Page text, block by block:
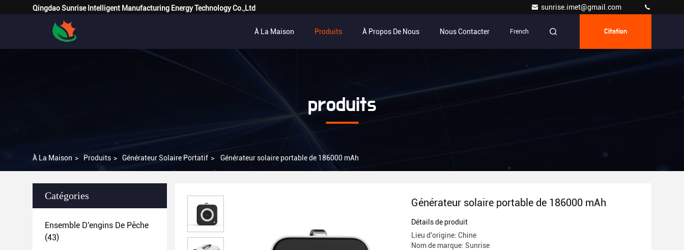
Qingdao Sunrise Intelligent Manufacturing Energy Technology Co.,Ltd sunrise.imet@gmail.com
À La Maison Produits À Propos De Nous Nous Contacter French Citation
produits
À La Maison > Produits > Générateur Solaire Portatif > Générateur solaire portable de 186000 mAh
Catégories
Ensemble D'engins De Pêche
(43)
Générateur solaire portable de 186000 mAh
Détails de produit
Lieu d'origine: Chine
Nom de marque: Sunrise